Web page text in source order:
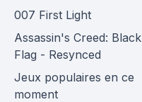
007 First Light
Assassin's Creed: Black
Flag - Resynced
Jeux populaires en ce
moment